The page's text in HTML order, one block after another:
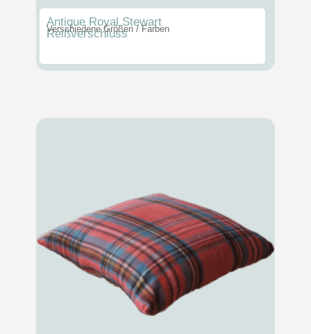
Antique Royal Stewart
Reißverschluss
Verschiedene Größen / Farben